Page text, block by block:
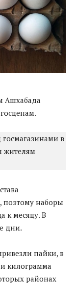
Ашхабада
в
жителям
поэтому наборы
к месяцу. В
дни.
пайки, в
килограмма
районах